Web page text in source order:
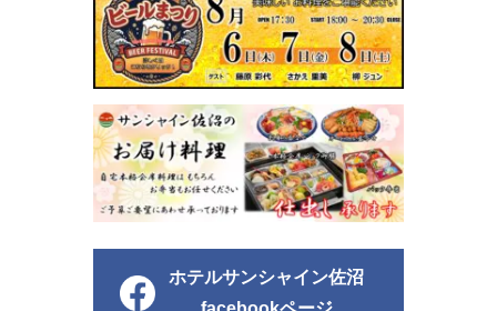
ホテルサンシャイン佐沼